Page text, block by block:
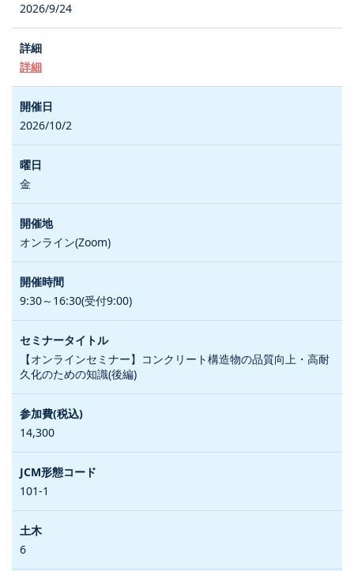
2026/9/24
詳細
2026/10/2
金
オンライン(Zoom)
9:30～16:30(受付9:00)
【オンラインセミナー】コンクリート構造物の品質向上・高耐
久化のための知識(後編)
14,300
101-1
6